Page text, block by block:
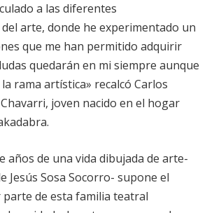
a las diferentes
arte, donde he experimentado un
que me han permitido adquirir
quedarán en mi siempre aunque
rama artística» recalcó Carlos
joven nacido en el hogar
años de una vida dibujada de arte-
Jesús Sosa Socorro- supone el
de esta familia teatral